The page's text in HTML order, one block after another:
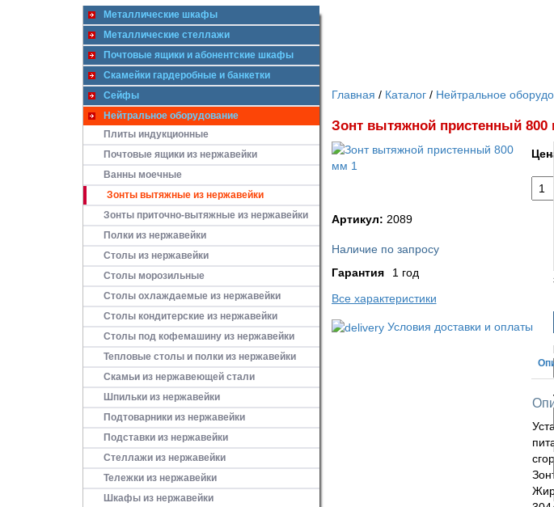
Металлические шкафы
Металлические стеллажи
Почтовые ящики и абонентские шкафы
Скамейки гардеробные и банкетки
Сейфы
Нейтральное оборудование
Плиты индукционные
Почтовые ящики из нержавейки
Ванны моечные
Зонты вытяжные из нержавейки
Зонты приточно-вытяжные из нержавейки
Полки из нержавейки
Столы из нержавейки
Столы морозильные
Столы охлаждаемые из нержавейки
Столы кондитерские из нержавейки
Столы под кофемашину из нержавейки
Тепловые столы и полки из нержавейки
Скамьи из нержавеющей стали
Шпильки из нержавейки
Подтоварники из нержавейки
Подставки из нержавейки
Стеллажи из нержавейки
Тележки из нержавейки
Шкафы из нержавейки
Главная Каталог Нейтральное
Зонт вытяжной пристенный 800
Артикул: 2089
Наличие по запросу
Гарантия
1 год
Все характеристики
Условия доставки и оплаты